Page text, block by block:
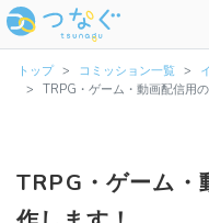
トップ コミッション一覧
TRPG・ゲーム・動画配信用
TRPG・ゲーム・